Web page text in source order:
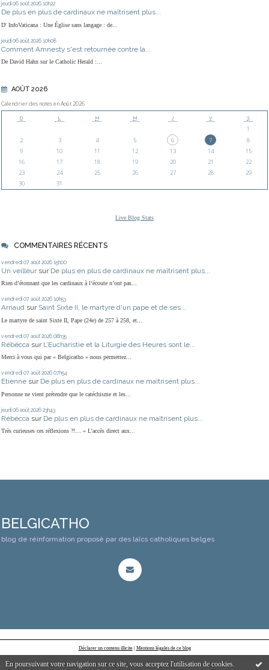
En poursuivant votre navigation sur ce site, vous acceptez l'utilisation de cookies.
jeudi 06 août 2026 10h22
De plus en plus de cardinaux ne maîtrisent plus...
D' InfoVaticana : Une Église sans langage : de...
jeudi 06 août 2026 10h08
Comment Amnesty s'est retournée contre la...
De David Hahn sur le Catholic Herald :...
AOÛT 2026
Calendrier des notes en Août 2026
D L M M J V S
1
2
3 4 5 6 7
8
9
10 11 12 13 14
15
16
17 18 19 20 21
22
23
24 25 26 27 28
29
30
31
Live Blog Stats
COMMENTAIRES RÉCENTS
vendredi 07 août 2026 15h00
Un veilleur sur De plus en plus de cardinaux ne maîtrisent plus...
Rien d’étonnant que les cardinaux à l’écoute n’ont pas...
vendredi 07 août 2026 10h53
Arnaud sur Saint Sixte II, le martyre d'un pape et de ses...
Le martyre de saint Sixte II, Pape (24e) de 257 à 258, et...
vendredi 07 août 2026 08h35
Rébécca sur L’Eucharistie et la Liturgie des Heures sont le...
Merci à vous qui par « Belgicatho » nous permettez...
vendredi 07 août 2026 07h54
Etienne sur De plus en plus de cardinaux ne maîtrisent plus...
Personne ne vient prétendre que le catéchisme et les...
jeudi 06 août 2026 23h43
Rébécca sur De plus en plus de cardinaux ne maîtrisent plus...
Très curieuses ces réflexions ?!… « L'accès direct aux...
BELGICATHO
blog de réinformation proposé par des laïcs catholiques belges
Déclarer un contenu illicite| Mentions légales de ce blog